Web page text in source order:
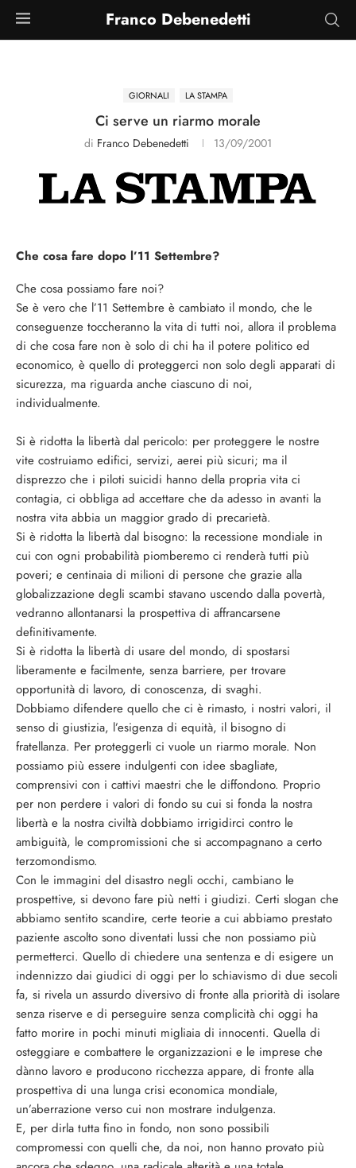
Franco Debenedetti
GIORNALI LA STAMPA
Ci serve un riarmo morale
di Franco Debenedetti 13/09/2001
Che cosa fare dopo l’11 Settembre?
Che cosa possiamo fare noi?
Se è vero che l’11 Settembre è cambiato il mondo, che le
conseguenze toccheranno la vita di tutti noi, allora il problema
di che cosa fare non è solo di chi ha il potere politico ed
economico, è quello di proteggerci non solo degli apparati di
sicurezza, ma riguarda anche ciascuno di noi,
individualmente.
Si è ridotta la libertà dal pericolo: per proteggere le nostre
vite costruiamo edifici, servizi, aerei più sicuri; ma il
disprezzo che i piloti suicidi hanno della propria vita ci
contagia, ci obbliga ad accettare che da adesso in avanti la
nostra vita abbia un maggior grado di precarietà.
Si è ridotta la libertà dal bisogno: la recessione mondiale in
cui con ogni probabilità piomberemo ci renderà tutti più
poveri; e centinaia di milioni di persone che grazie alla
globalizzazione degli scambi stavano uscendo dalla povertà,
vedranno allontanarsi la prospettiva di affrancarsene
definitivamente.
Si è ridotta la libertà di usare del mondo, di spostarsi
liberamente e facilmente, senza barriere, per trovare
opportunità di lavoro, di conoscenza, di svaghi.
Dobbiamo difendere quello che ci è rimasto, i nostri valori, il
senso di giustizia, l’esigenza di equità, il bisogno di
fratellanza. Per proteggerli ci vuole un riarmo morale. Non
possiamo più essere indulgenti con idee sbagliate,
comprensivi con i cattivi maestri che le diffondono. Proprio
per non perdere i valori di fondo su cui si fonda la nostra
libertà e la nostra civiltà dobbiamo irrigidirci contro le
ambiguità, le compromissioni che si accompagnano a certo
terzomondismo.
Con le immagini del disastro negli occhi, cambiano le
prospettive, si devono fare più netti i giudizi. Certi slogan che
abbiamo sentito scandire, certe teorie a cui abbiamo prestato
paziente ascolto sono diventati lussi che non possiamo più
permetterci. Quello di chiedere una sentenza e di esigere un
indennizzo dai giudici di oggi per lo schiavismo di due secoli
fa, si rivela un assurdo diversivo di fronte alla priorità di isolare
senza riserve e di perseguire senza complicità chi oggi ha
fatto morire in pochi minuti migliaia di innocenti. Quella di
osteggiare e combattere le organizzazioni e le imprese che
dànno lavoro e producono ricchezza appare, di fronte alla
prospettiva di una lunga crisi economica mondiale,
un’aberrazione verso cui non mostrare indulgenza.
E, per dirla tutta fino in fondo, non sono possibili
compromessi con quelli che, da noi, non hanno provato più